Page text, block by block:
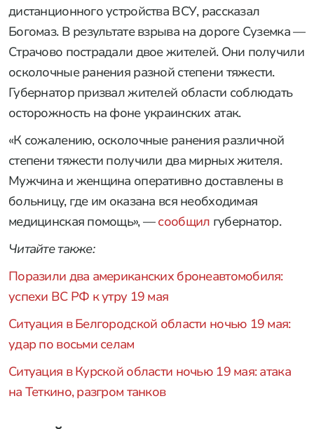
дистанционного устройства ВСУ, рассказал
Богомаз. В результате взрыва на дороге Суземка —
Страчово пострадали двое жителей. Они получили
осколочные ранения разной степени тяжести.
Губернатор призвал жителей области соблюдать
осторожность на фоне украинских атак.
«К сожалению, осколочные ранения различной
степени тяжести получили два мирных жителя.
Мужчина и женщина оперативно доставлены в
больницу, где им оказана вся необходимая
медицинская помощь», —сообщил губернатор.
Читайте также:
Поразили два американских бронеавтомобиля:
успехи ВС РФ к утру 19 мая
Ситуация в Белгородской области ночью 19 мая:
удар по восьми селам
Ситуация в Курской области ночью 19 мая: атака
на Теткино, разгром танков